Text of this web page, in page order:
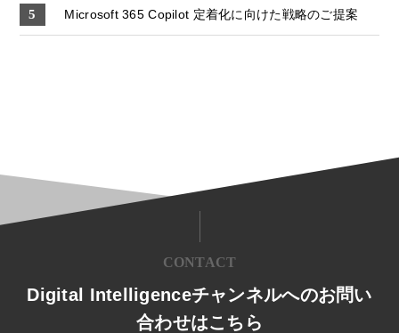
Microsoft 365 Copilot 定着化に向けた戦略のご提案
CONTACT
Digital Intelligenceチャンネルへのお問い
合わせはこちら